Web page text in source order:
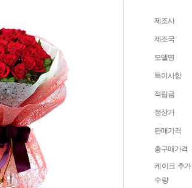
제조사
제조국
모델명
특이사항
적립금
정상가
판매가격
총구매가격
케이크 추가
수량